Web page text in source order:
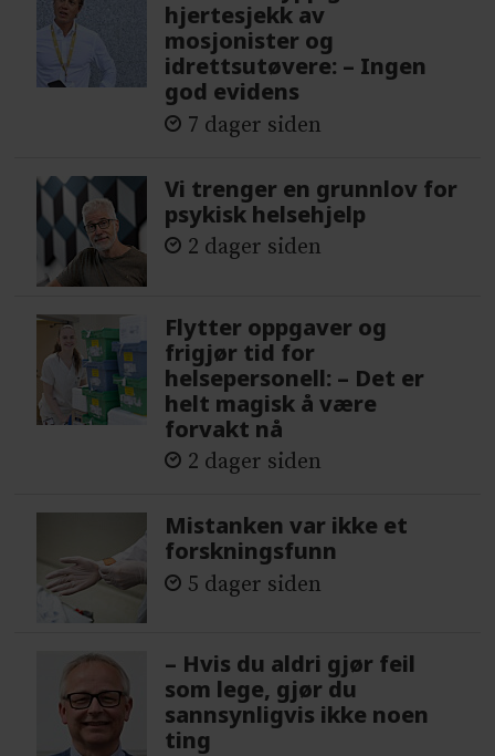
hjertesjekk av
mosjonister og
idrettsutøvere: – Ingen
god evidens
7 dager siden
Vi trenger en grunnlov for
psykisk helsehjelp
2 dager siden
Flytter oppgaver og
frigjør tid for
helsepersonell: – Det er
helt magisk å være
forvakt nå
2 dager siden
Mistanken var ikke et
forskningsfunn
5 dager siden
– Hvis du aldri gjør feil
som lege, gjør du
sannsynligvis ikke noen
ting